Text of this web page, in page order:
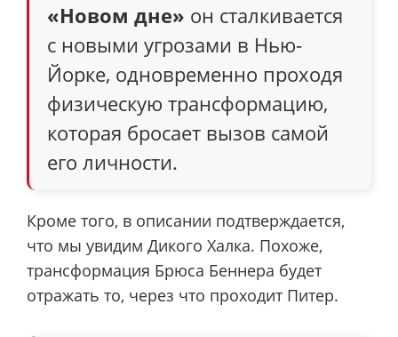
«Новом дне» он сталкивается
с новыми угрозами в Нью-
Йорке, одновременно проходя
физическую трансформацию,
которая бросает вызов самой
его личности.
Кроме того, в описании подтверждается,
что мы увидим Дикого Халка. Похоже,
трансформация Брюса Беннера будет
отражать то, через что проходит Питер.